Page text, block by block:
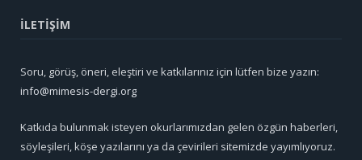
İLETİŞİM
Soru, görüş, öneri, eleştiri ve katkılarınız için lütfen bize yazın:
info@mimesis-dergi.org
Katkıda bulunmak isteyen okurlarımızdan gelen özgün haberleri,
söyleşileri, köşe yazılarını ya da çevirileri sitemizde yayımlıyoruz.